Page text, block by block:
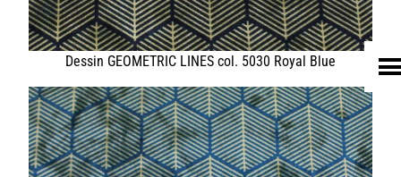
FELL
TEXTIL
SHOP PELLEBELLE
PRODUKTE
DIENSTLEISTUNGEN